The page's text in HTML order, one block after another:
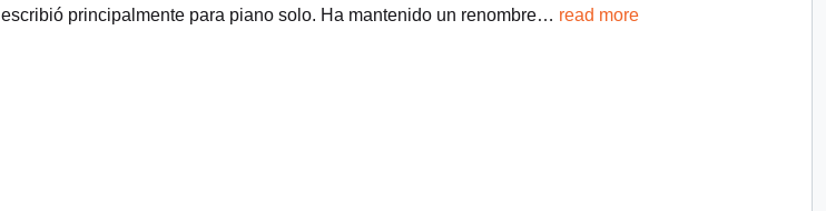
escribió principalmente para piano solo. Ha mantenido un renombre… read more